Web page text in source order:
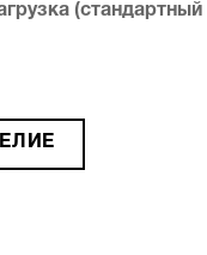
(стандартный